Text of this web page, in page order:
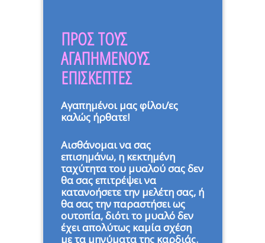
ΠΡΟΣ ΤΟΥΣ
ΑΓΑΠΗΜΕΝΟΥΣ
ΕΠΙΣΚΕΠΤΕΣ
Αγαπημένοι μας φίλοι/ες
καλώς ήρθατε!
Αισθάνομαι να σας
επισημάνω, η κεκτημένη
ταχύτητα του μυαλού σας δεν
θα σας επιτρέψει να
κατανοήσετε την μελέτη σας, ή
θα σας την παραστήσει ως
ουτοπία, διότι το μυαλό δεν
έχει απολύτως καμία σχέση
με τα μηνύματα της καρδιάς.